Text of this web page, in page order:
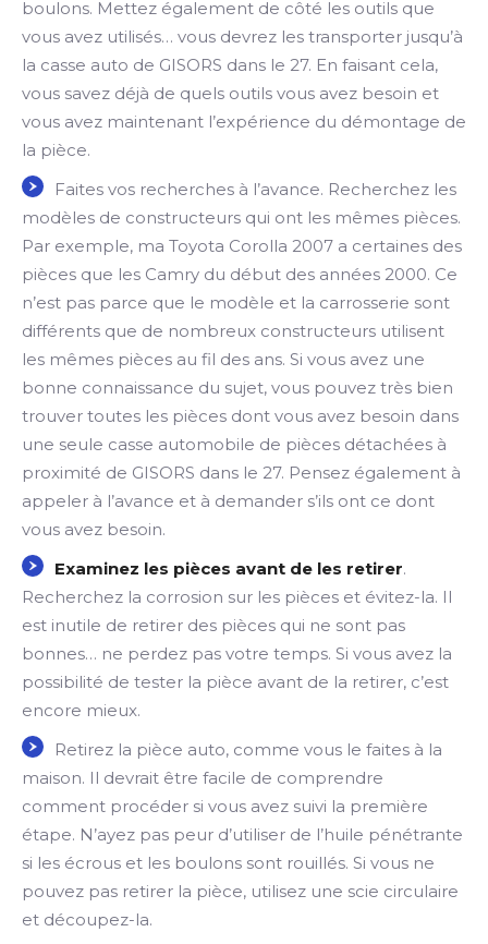
boulons. Mettez également de côté les outils que
vous avez utilisés… vous devrez les transporter jusqu’à
la casse auto de GISORS dans le 27. En faisant cela,
vous savez déjà de quels outils vous avez besoin et
vous avez maintenant l’expérience du démontage de
la pièce.
Faites vos recherches à l’avance. Recherchez les
modèles de constructeurs qui ont les mêmes pièces.
Par exemple, ma Toyota Corolla 2007 a certaines des
pièces que les Camry du début des années 2000. Ce
n’est pas parce que le modèle et la carrosserie sont
différents que de nombreux constructeurs utilisent
les mêmes pièces au fil des ans. Si vous avez une
bonne connaissance du sujet, vous pouvez très bien
trouver toutes les pièces dont vous avez besoin dans
une seule casse automobile de pièces détachées à
proximité de GISORS dans le 27. Pensez également à
appeler à l’avance et à demander s’ils ont ce dont
vous avez besoin.
Examinez les pièces avant de les retirer.
Recherchez la corrosion sur les pièces et évitez-la. Il
est inutile de retirer des pièces qui ne sont pas
bonnes… ne perdez pas votre temps. Si vous avez la
possibilité de tester la pièce avant de la retirer, c’est
encore mieux.
Retirez la pièce auto, comme vous le faites à la
maison. Il devrait être facile de comprendre
comment procéder si vous avez suivi la première
étape. N’ayez pas peur d’utiliser de l’huile pénétrante
si les écrous et les boulons sont rouillés. Si vous ne
pouvez pas retirer la pièce, utilisez une scie circulaire
et découpez-la.